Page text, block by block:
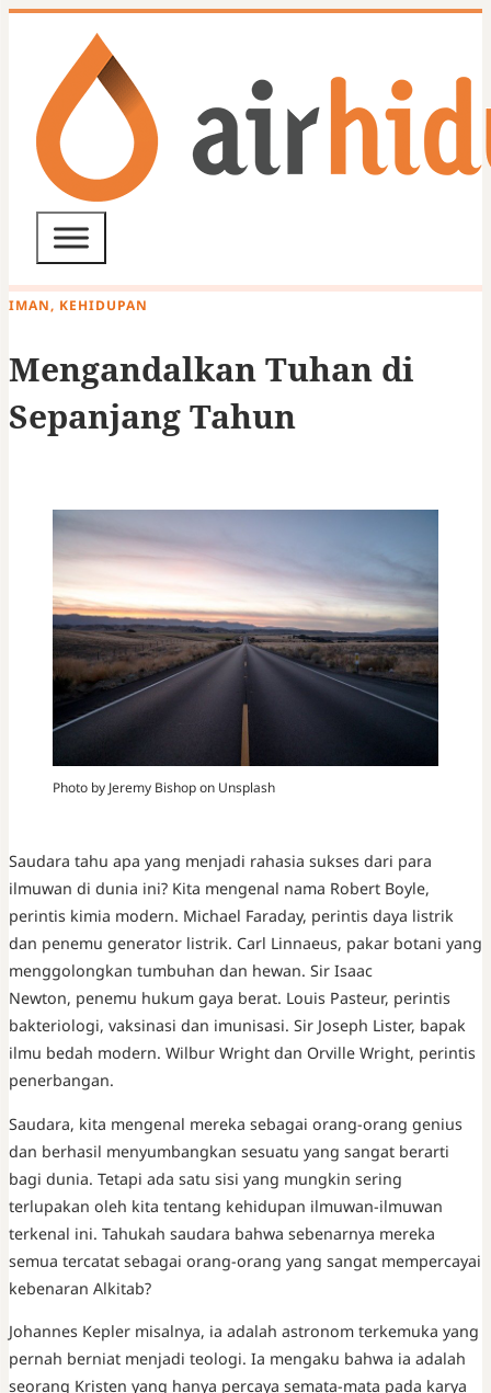
IMAN, KEHIDUPAN
Mengandalkan Tuhan di
Sepanjang Tahun
Photo by Jeremy Bishop on Unsplash
Saudara tahu apa yang menjadi rahasia sukses dari para
ilmuwan di dunia ini? Kita mengenal nama Robert Boyle,
perintis kimia modern. Michael Faraday, perintis daya listrik
dan penemu generator listrik. Carl Linnaeus, pakar botani yang
menggolongkan tumbuhan dan hewan. Sir Isaac
Newton, penemu hukum gaya berat. Louis Pasteur, perintis
bakteriologi, vaksinasi dan imunisasi. Sir Joseph Lister, bapak
ilmu bedah modern. Wilbur Wright dan Orville Wright, perintis
penerbangan.
Saudara, kita mengenal mereka sebagai orang-orang genius
dan berhasil menyumbangkan sesuatu yang sangat berarti
bagi dunia. Tetapi ada satu sisi yang mungkin sering
terlupakan oleh kita tentang kehidupan ilmuwan-ilmuwan
terkenal ini. Tahukah saudara bahwa sebenarnya mereka
semua tercatat sebagai orang-orang yang sangat mempercayai
kebenaran Alkitab?
Johannes Kepler misalnya, ia adalah astronom terkemuka yang
pernah berniat menjadi teologi. Ia mengaku bahwa ia adalah
seorang Kristen yang hanya percaya semata-mata pada karya